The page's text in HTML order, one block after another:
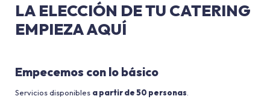
LA ELECCIÓN DE TU CATERING
EMPIEZA AQUÍ
Empecemos con lo básico
Servicios disponibles a partir de 50 personas.